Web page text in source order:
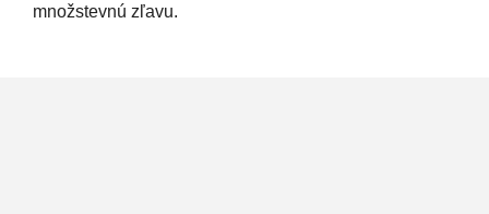
množstevnú zľavu.